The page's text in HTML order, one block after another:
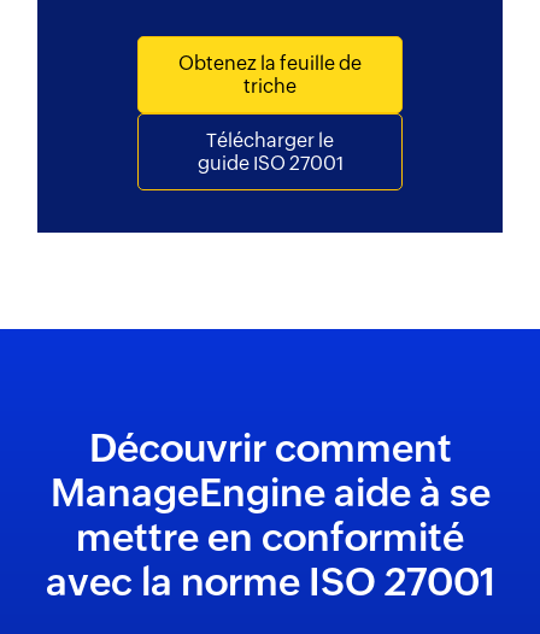
Obtenez la feuille de
triche
Télécharger le
guide ISO 27001
Découvrir comment
ManageEngine aide à se
mettre en conformité
avec la norme ISO 27001